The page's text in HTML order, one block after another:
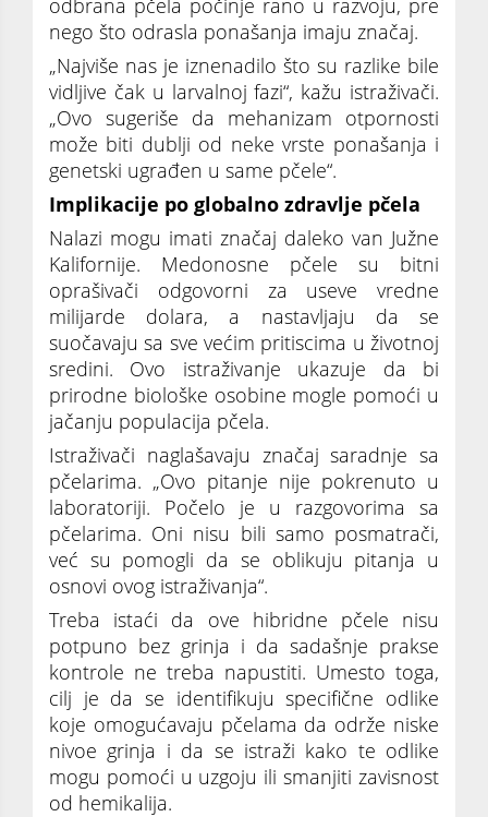
nego što odrasla ponašanja imaju značaj.
„Najviše nas je iznenadilo što su razlike bile
vidljive čak u larvalnoj fazi“, kažu istraživači.
„Ovo sugeriše da mehanizam otpornosti
može biti dublji od neke vrste ponašanja i
genetski ugrađen u same pčele“.
Implikacije po globalno zdravlje pčela
Nalazi mogu imati značaj daleko van Južne
Kalifornije. Medonosne pčele su bitni
oprašivači odgovorni za useve vredne
milijarde dolara, a nastavljaju da se
suočavaju sa sve većim pritiscima u životnoj
sredini. Ovo istraživanje ukazuje da bi
prirodne biološke osobine mogle pomoći u
jačanju populacija pčela.
Istraživači naglašavaju značaj saradnje sa
pčelarima. „Ovo pitanje nije pokrenuto u
laboratoriji. Počelo je u razgovorima sa
pčelarima. Oni nisu bili samo posmatrači,
već su pomogli da se oblikuju pitanja u
osnovi ovog istraživanja“.
Treba istaći da ove hibridne pčele nisu
potpuno bez grinja i da sadašnje prakse
kontrole ne treba napustiti. Umesto toga,
cilj je da se identifikuju specifične odlike
koje omogućavaju pčelama da održe niske
nivoe grinja i da se istraži kako te odlike
mogu pomoći u uzgoju ili smanjiti zavisnost
od hemikalija.